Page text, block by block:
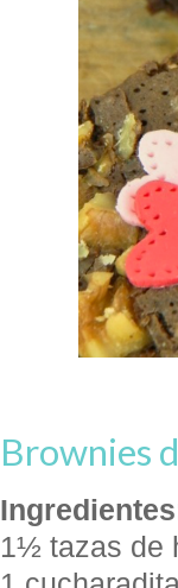
Brownies
1½ tazas de